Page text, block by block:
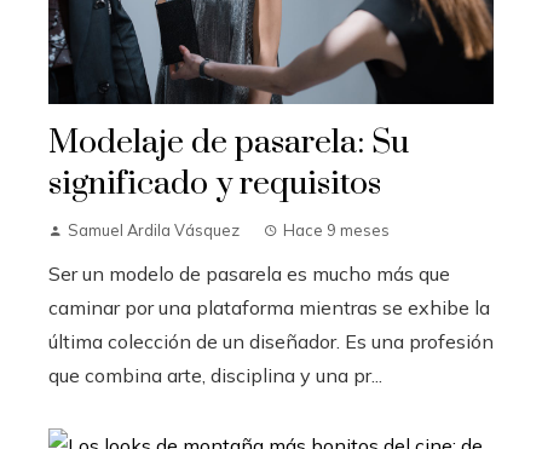
Modelaje de pasarela: Su
significado y requisitos
Samuel Ardila Vásquez Hace 9 meses
Ser un modelo de pasarela es mucho más que
caminar por una plataforma mientras se exhibe la
última colección de un diseñador. Es una profesión
que combina arte, disciplina y una pr...